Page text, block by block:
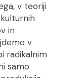
v teoriji
in
v
radikalnim
samo